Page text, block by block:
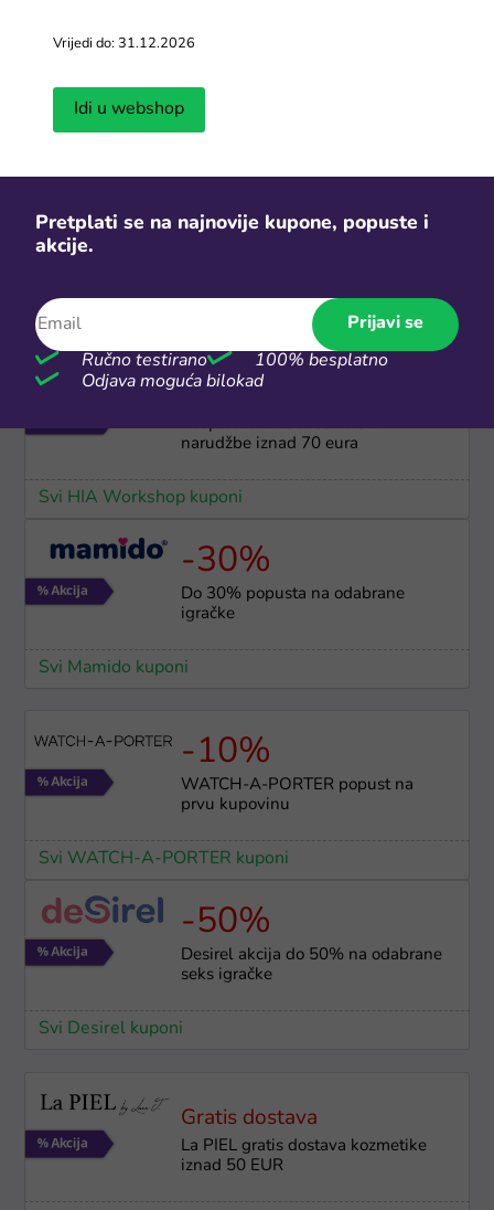
Gratis dostava
Svi ParfumShop kuponi
Popust od 10% na nove
Svi Gaia Naturelle kuponi
Besplatna narudžba za sve
narudžbe iznad 70 eura
Svi HIA Workshop kuponi
-30%
Do 30% popusta na odabrane
igračke
Svi Mamido kuponi
-10%
WATCH-A-PORTER popust na
prvu kupovinu
Svi WATCH-A-PORTER kuponi
-50%
Desirel akcija do 50% na odabrane
seks igračke
Svi Desirel kuponi
Gratis dostava
La PIEL gratis dostava kozmetike
iznad 50 EUR
Vrijedi do: 31.12.2026
Idi u webshop
Pretplati se na najnovije kupone, popuste i
akcije.
Prijavi se
Ručno testirano
100% besplatno
Odjava moguća bilokad